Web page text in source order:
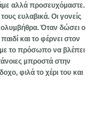
αλλά προσευχόµαστε.
τους ευλαβικά. Οι γονείς
Όταν δώσει ο
και το φέρνει στον
το πρόσωπο να βλέπει
µπροστά στην
φιλά το χέρι του και